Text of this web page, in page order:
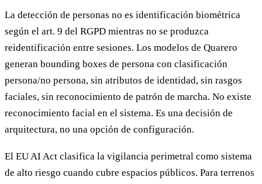
La detección de personas no es identificación biométrica
según el art. 9 del RGPD mientras no se produzca
reidentificación entre sesiones. Los modelos de Quarero
generan bounding boxes de persona con clasificación
persona/no persona, sin atributos de identidad, sin rasgos
faciales, sin reconocimiento de patrón de marcha. No existe
reconocimiento facial en el sistema. Es una decisión de
arquitectura, no una opción de configuración.
El EU AI Act clasifica la vigilancia perimetral como sistema
de alto riesgo cuando cubre espacios públicos. Para terrenos